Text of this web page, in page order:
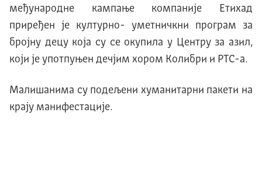
међународне кампање компаниjе Eтихад
приређен jе културно- уметничкни програм за
броjну децу коjа су се окупила у Центру за азил,
коjи jе употпуњен дечjим хором Kолибри и РTС-а.
Mалишанима су подељени хуманитарни пакети на
краjу манифестациjе.